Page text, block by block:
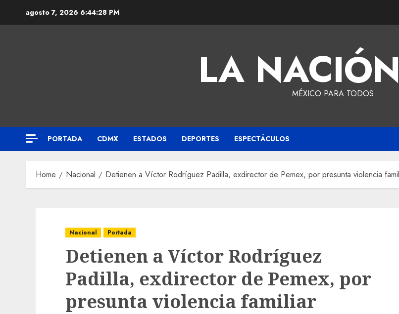
agosto 7, 2026 6:44:29 PM
LA MÉXICO PARA TODOS
PORTADA CDMX ESTADOS DEPORTES ESPECTÁCULOS
Home Nacional Detienen a Víctor Rodríguez Padilla, exdirector de Pemex, por presunta violencia
Nacional Portada
Detienen a Víctor Rodríguez
Padilla, exdirector de Pemex, por
presunta violencia familiar